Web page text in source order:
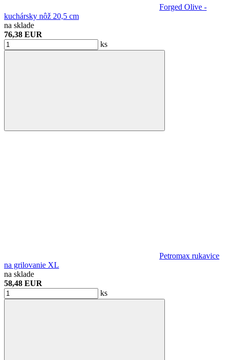
Forged Olive -
kuchársky nôž 20,5 cm
na sklade
76,38 EUR
ks
Petromax rukavice
na grilovanie XL
na sklade
58,48 EUR
ks